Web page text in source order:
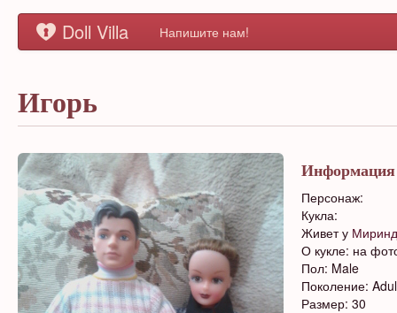
Doll Villa Напишите нам!
Игорь
Информация
Персонаж:
Кукла:
Живет у
О кукле: на
Пол: Male
Поколение:
Размер: 30